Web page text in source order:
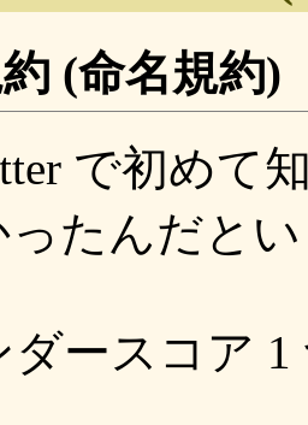
(命名規約)
で初めて
たんだと
ダースコア